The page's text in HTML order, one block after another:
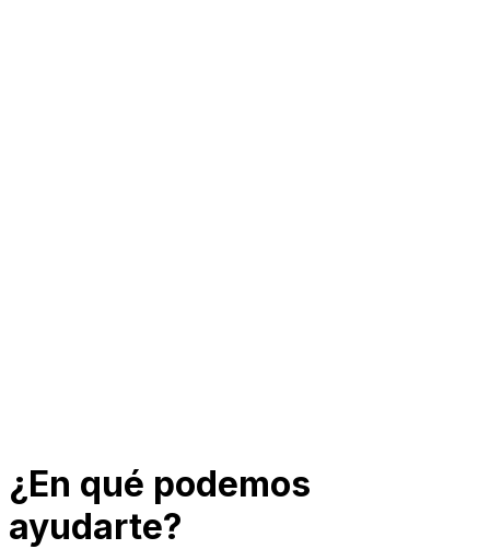
¿En qué podemos
ayudarte?